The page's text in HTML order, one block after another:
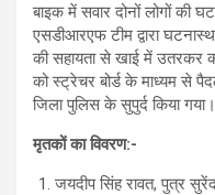
बाइक में सवार दोनों लोगों की
एसडीआरएफ टीम द्वारा
की सहायता से खाई में उतरकर
को स्ट्रेचर बोर्ड के माध्यम से
जिला पुलिस के सुपुर्द किया गया।
मृतकों का विवरण:-
जयदीप सिंह रावत, पुत्र